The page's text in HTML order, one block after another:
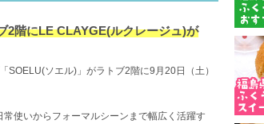
2階にLE CLAYGE(ルクレージュ)が
SOELU(ソエル)」がラトブ2階に9月20日（土）
常使いからフォーマルシーンまで幅広く活躍す